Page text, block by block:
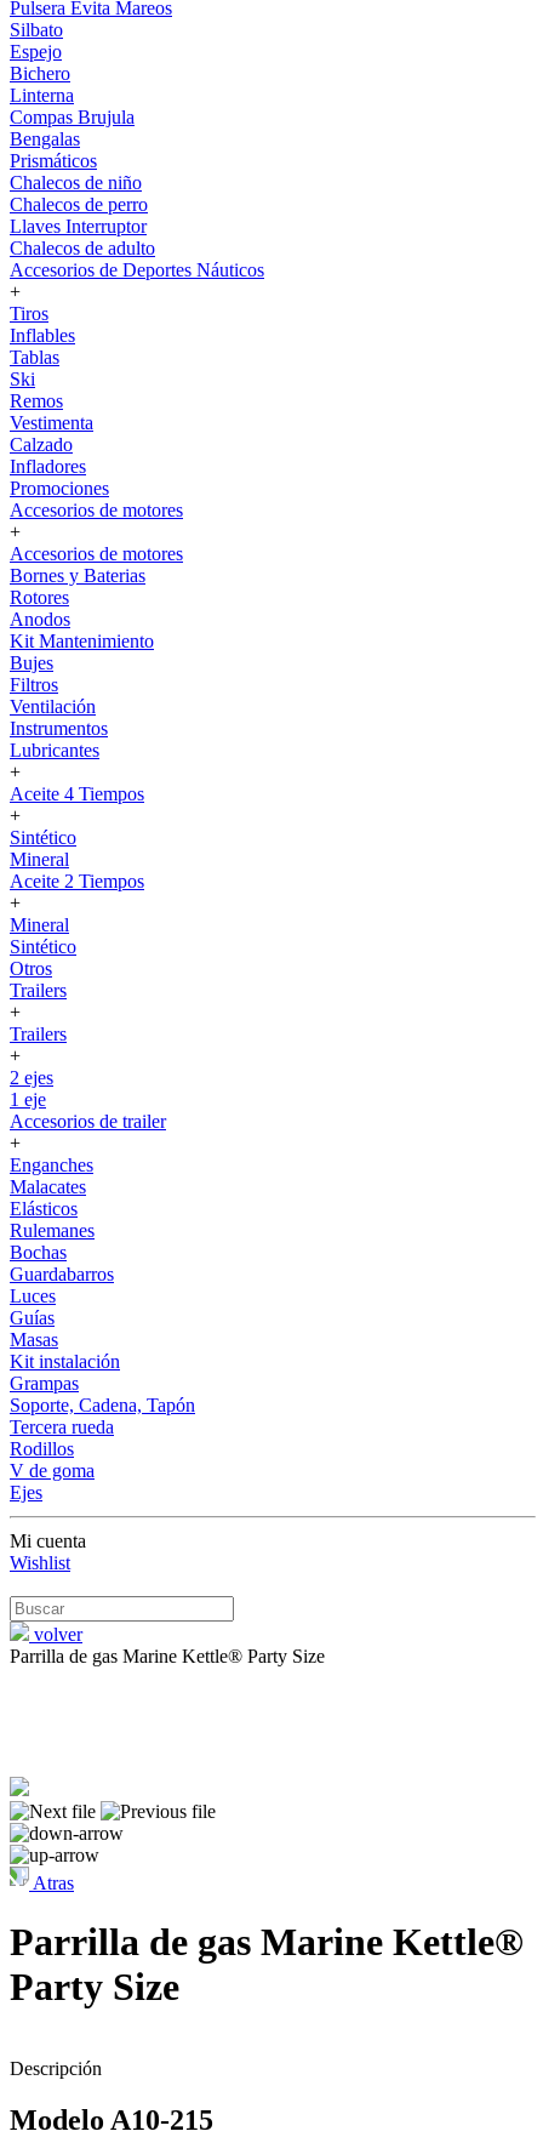
Pulsera Evita Mareos
Silbato
Espejo
Bichero
Linterna
Compas Brujula
Bengalas
Prismáticos
Chalecos de niño
Chalecos de perro
Llaves Interruptor
Chalecos de adulto
Accesorios de Deportes Náuticos
+
Tiros
Inflables
Tablas
Ski
Remos
Vestimenta
Calzado
Infladores
Promociones
Accesorios de motores
+
Accesorios de motores
Bornes y Baterias
Rotores
Anodos
Kit Mantenimiento
Bujes
Filtros
Ventilación
Instrumentos
Lubricantes
+
Aceite 4 Tiempos
+
Sintético
Mineral
Aceite 2 Tiempos
+
Mineral
Sintético
Otros
Trailers
+
Trailers
+
2 ejes
1 eje
Accesorios de trailer
+
Enganches
Malacates
Elásticos
Rulemanes
Bochas
Guardabarros
Luces
Guías
Masas
Kit instalación
Grampas
Soporte, Cadena, Tapón
Tercera rueda
Rodillos
V de goma
Ejes
Mi cuenta
Wishlist
volver
Parrilla de gas Marine Kettle® Party Size
Atras
Parrilla de gas Marine Kettle®
Party Size
Descripción
Modelo A10-215